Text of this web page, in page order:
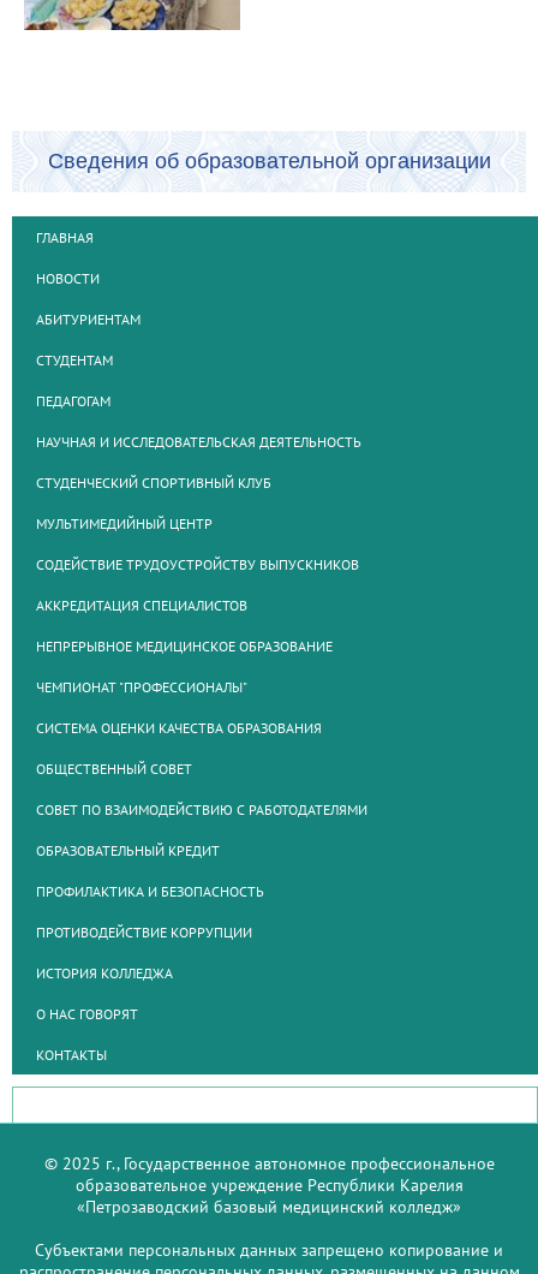
Сведения об образовательной организации
ГЛАВНАЯ
НОВОСТИ
АБИТУРИЕНТАМ
СТУДЕНТАМ
ПЕДАГОГАМ
НАУЧНАЯ И ИССЛЕДОВАТЕЛЬСКАЯ ДЕЯТЕЛЬНОСТЬ
СТУДЕНЧЕСКИЙ СПОРТИВНЫЙ КЛУБ
МУЛЬТИМЕДИЙНЫЙ ЦЕНТР
СОДЕЙСТВИЕ ТРУДОУСТРОЙСТВУ ВЫПУСКНИКОВ
АККРЕДИТАЦИЯ СПЕЦИАЛИСТОВ
НЕПРЕРЫВНОЕ МЕДИЦИНСКОЕ ОБРАЗОВАНИЕ
ЧЕМПИОНАТ "ПРОФЕССИОНАЛЫ"
СИСТЕМА ОЦЕНКИ КАЧЕСТВА ОБРАЗОВАНИЯ
ОБЩЕСТВЕННЫЙ СОВЕТ
СОВЕТ ПО ВЗАИМОДЕЙСТВИЮ С РАБОТОДАТЕЛЯМИ
ОБРАЗОВАТЕЛЬНЫЙ КРЕДИТ
ПРОФИЛАКТИКА И БЕЗОПАСНОСТЬ
ПРОТИВОДЕЙСТВИЕ КОРРУПЦИИ
ИСТОРИЯ КОЛЛЕДЖА
О НАС ГОВОРЯТ
КОНТАКТЫ
© 2025 г., Государственное автономное профессиональное
образовательное учреждение Республики Карелия
«Петрозаводский базовый медицинский колледж»
Субъектами персональных данных запрещено копирование и